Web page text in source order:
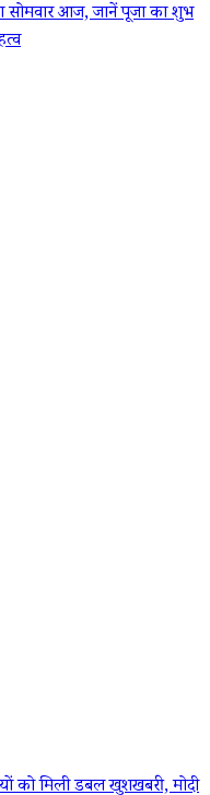
आज, जानें पूजा का शुभ
मिली डबल खुशखबरी, मोदी